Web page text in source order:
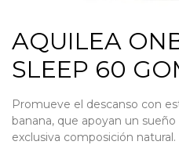
AQUILEA
SLEEP 60
Promueve el descanso con
banana, que apoyan un sueño
exclusiva composición natural.